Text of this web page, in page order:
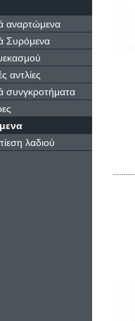
αναρτώμενα
Συρόμενα
αντλίες
συνγκροτήματα
λαδιού